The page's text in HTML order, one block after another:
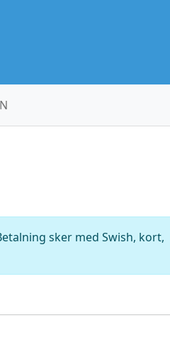
sker med Swish, kort,